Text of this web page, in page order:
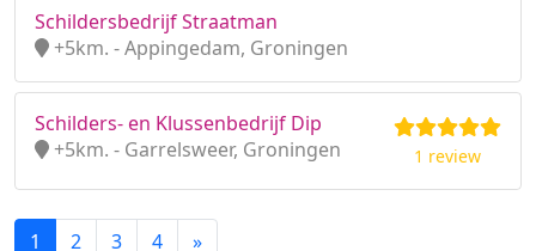
Schildersbedrijf Straatman
+5km. - Appingedam, Groningen
Schilders- en Klussenbedrijf Dip
+5km. - Garrelsweer, Groningen
1 review
1 2 3 4 »